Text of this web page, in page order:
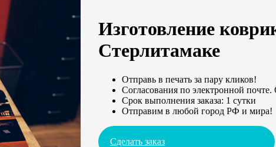
Изготовление
Стерлитамаке
Отправь в печать за пару кликов!
Согласования по электронной почте.
Срок выполнения заказа: 1 сутки
Отправим в любой город РФ и мира!
Сделать заказ